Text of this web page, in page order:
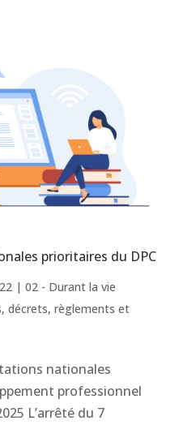
prioritaires du DPC
| 02 - Durant la vie
décrets, règlements et
nationales
professionnel
L’arrêté du 7